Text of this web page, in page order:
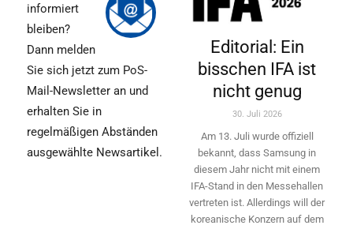
informiert
bleiben?
Dann melden
Sie sich jetzt zum PoS-
Mail-Newsletter an und
erhalten Sie in
regelmäßigen Abständen
ausgewählte Newsartikel.
Editorial: Ein
bisschen IFA ist
nicht genug
30. Juli 2026
Am 13. Juli wurde offiziell
bekannt, dass Samsung in
diesem Jahr nicht mit einem
IFA-Stand in den Messehallen
vertreten ist. Allerdings will ­der
koreanische Konzern auf dem